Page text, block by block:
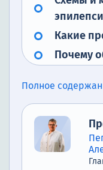
Какие
Почему
Полное